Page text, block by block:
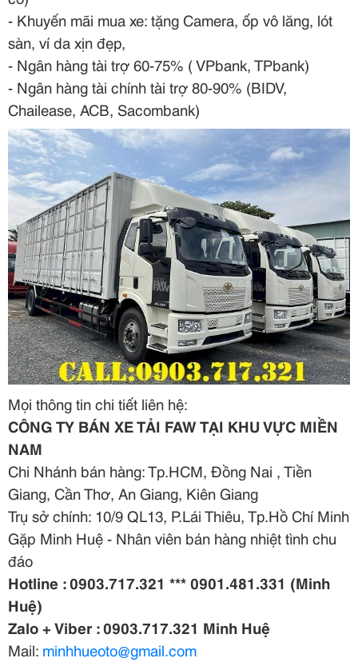
- Khuyến mãi mua xe: tặng Camera, ốp vô lăng, lót
sàn, ví da xịn đẹp,
- Ngân hàng tài trợ 60-75% ( VPbank, TPbank)
- Ngân hàng tài chính tài trợ 80-90% (BIDV,
Chailease, ACB, Sacombank)
Mọi thông tin chi tiết liên hệ:
CÔNG TY BÁN XE TẢI FAW TẠI KHU VỰC MIỀN
NAM
Chi Nhánh bán hàng: Tp.HCM, Đồng Nai , Tiền
Giang, Cần Thơ, An Giang, Kiên Giang
Trụ sở chính: 10/9 QL13, P.Lái Thiêu, Tp.Hồ Chí Minh
Gặp Minh Huệ - Nhân viên bán hàng nhiệt tình chu
đáo
Hotline : 0903.717.321 *** 0901.481.331 (Minh
Huệ)
Zalo + Viber : 0903.717.321 Minh Huệ
Mail: minhhueoto@gmail.com